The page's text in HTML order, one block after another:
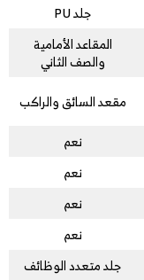
جلد PU
المقاعد الأمامية
والصف الثاني
مقعد السائق والراكب
نعم
نعم
نعم
نعم
جلد متعدد الوظائف